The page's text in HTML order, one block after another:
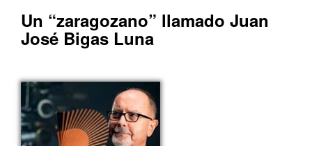
Un “zaragozano” llamado Juan
José Bigas Luna